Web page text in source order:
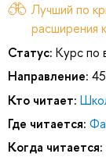
Лучший по
расширения
Статус: Курс по
Направление:
Кто читает:
Где читается:
Когда читается: